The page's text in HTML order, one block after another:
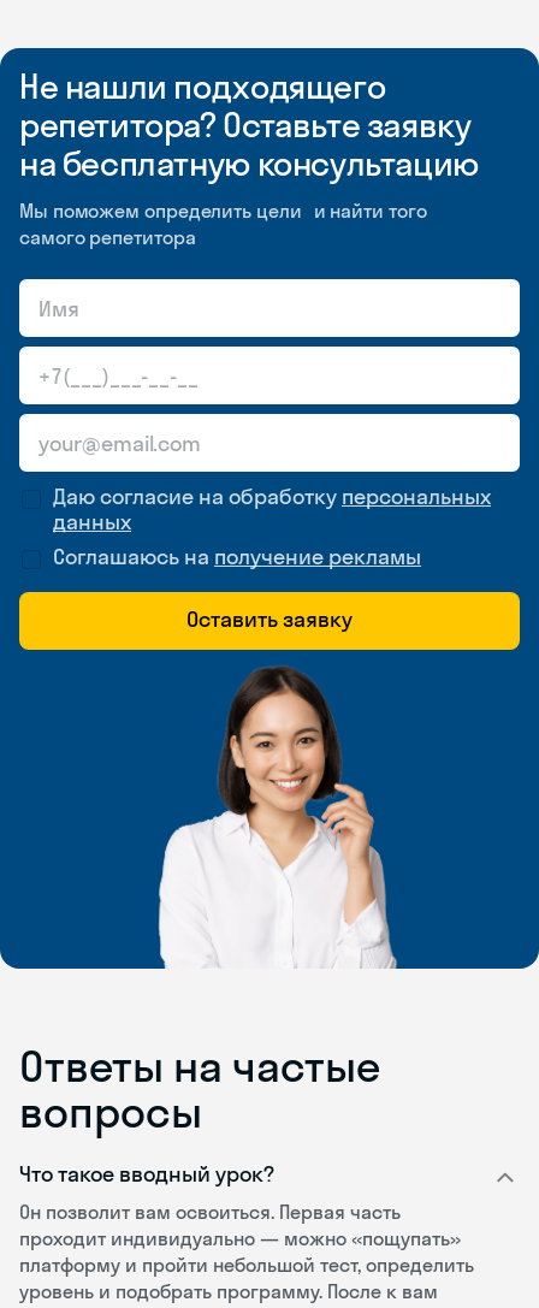
Не нашли подходящего
репетитора? Оставьте заявку
на бесплатную консультацию
Мы поможем определить цели и найти того
самого репетитора
Даю согласие на обработку персональных
данных
Соглашаюсь на получение рекламы
Оставить заявку
Ответы на частые
вопросы
Что такое вводный урок?
Он позволит вам освоиться. Первая часть
проходит индивидуально — можно «пощупать»
платформу и пройти небольшой тест, определить
уровень и подобрать программу. После к вам